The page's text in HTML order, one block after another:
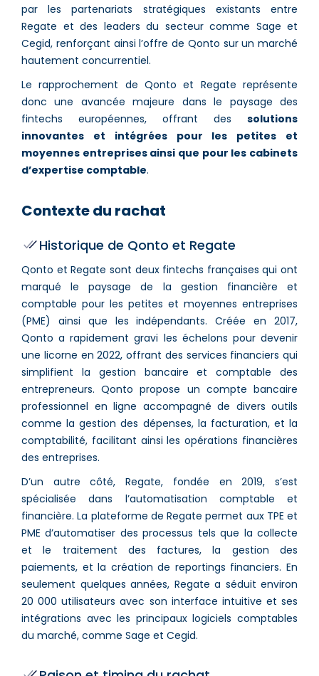
par les partenariats stratégiques existants entre
Regate et des leaders du secteur comme Sage et
Cegid, renforçant ainsi l’offre de Qonto sur un marché
hautement concurrentiel.
Le rapprochement de Qonto et Regate représente
donc une avancée majeure dans le paysage des
fintechs européennes, offrant des solutions
innovantes et intégrées pour les petites et
moyennes entreprises ainsi que pour les cabinets
d’expertise comptable.
Contexte du rachat
Historique de Qonto et Regate
Qonto et Regate sont deux fintechs françaises qui ont
marqué le paysage de la gestion financière et
comptable pour les petites et moyennes entreprises
(PME) ainsi que les indépendants. Créée en 2017,
Qonto a rapidement gravi les échelons pour devenir
une licorne en 2022, offrant des services financiers qui
simplifient la gestion bancaire et comptable des
entrepreneurs. Qonto propose un compte bancaire
professionnel en ligne accompagné de divers outils
comme la gestion des dépenses, la facturation, et la
comptabilité, facilitant ainsi les opérations financières
des entreprises​.
D’un autre côté, Regate, fondée en 2019, s’est
spécialisée dans l’automatisation comptable et
financière. La plateforme de Regate permet aux TPE et
PME d’automatiser des processus tels que la collecte
et le traitement des factures, la gestion des
paiements, et la création de reportings financiers. En
seulement quelques années, Regate a séduit environ
20 000 utilisateurs avec son interface intuitive et ses
intégrations avec les principaux logiciels comptables
du marché, comme Sage et Cegid.